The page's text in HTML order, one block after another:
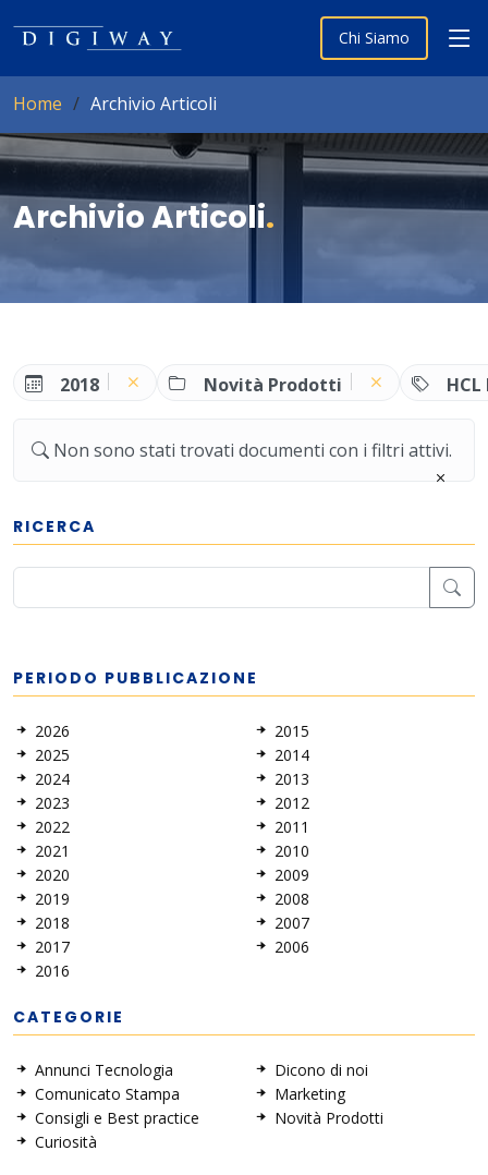
Chi Siamo
Home Archivio Articoli
Archivio Articoli.
2018 Novità Prodotti
Non sono stati trovati documenti con i filtri attivi.
RICERCA
PERIODO PUBBLICAZIONE
2026
2025
2024
2023
2022
2021
2020
2019
2018
2017
2016
2015
2014
2013
2012
2011
2010
2009
2008
2007
2006
CATEGORIE
Annunci Tecnologia
Comunicato Stampa
Consigli e Best practice
Curiosità
Dicono di noi
Marketing
Novità Prodotti